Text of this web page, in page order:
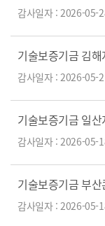
감사일자 : 2026-05-
기술보증기금 김
감사일자 : 2026-05-
기술보증기금 일
감사일자 : 2026-05-
기술보증기금 부
감사일자 : 2026-05-